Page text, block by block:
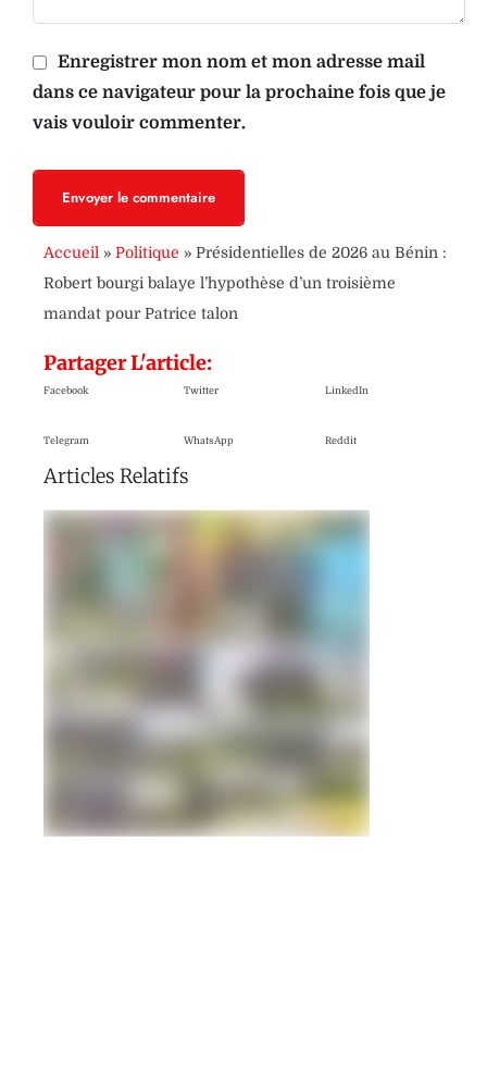
Enregistrer mon nom et mon adresse mail
dans ce navigateur pour la prochaine fois que je
vais vouloir commenter.
Envoyer le commentaire
Accueil » Politique » Présidentielles de 2026 au Bénin :
Robert bourgi balaye l’hypothèse d’un troisième
mandat pour Patrice talon
Partager L'article:
Facebook Twitter LinkedIn
Telegram WhatsApp Reddit
Articles Relatifs